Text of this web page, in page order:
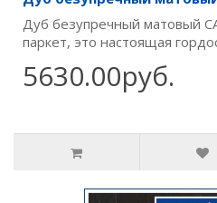
Дуб безупречный матовый
паркет, это настоящая
5630.00руб.